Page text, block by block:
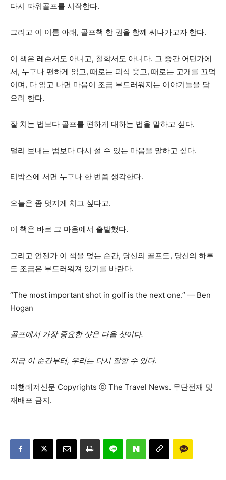
다시 파워골프를 시작한다.
그리고 이 이름 아래, 골프책 한 권을 함께 써나가고자 한다.
이 책은 레슨서도 아니고, 철학서도 아니다. 그 중간 어딘가에
서, 누구나 편하게 읽고, 때로는 피식 웃고, 때로는 고개를 끄덕
이며, 다 읽고 나면 마음이 조금 부드러워지는 이야기들을 담
으려 한다.
잘 치는 법보다 골프를 편하게 대하는 법을 말하고 싶다.
멀리 보내는 법보다 다시 설 수 있는 마음을 말하고 싶다.
티박스에 서면 누구나 한 번쯤 생각한다.
오늘은 좀 멋지게 치고 싶다고.
이 책은 바로 그 마음에서 출발했다.
그리고 언젠가 이 책을 덮는 순간, 당신의 골프도, 당신의 하루
도 조금은 부드러워져 있기를 바란다.
“The most important shot in golf is the next one.” — Ben
Hogan
골프에서 가장 중요한 샷은 다음 샷이다.
지금 이 순간부터, 우리는 다시 잘할 수 있다.
여행레저신문 Copyrights ⓒ The Travel News. 무단전재 및
재배포 금지.